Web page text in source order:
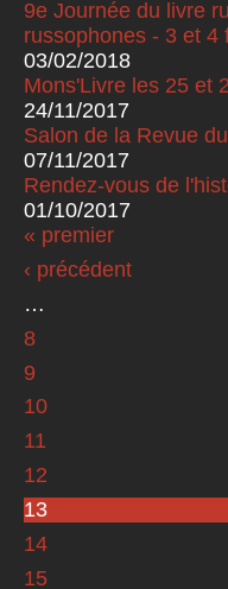
9e Journée du livre
russophones - 3 et 4
03/02/2018
Mons'Livre les 25 et
24/11/2017
Salon de la Revue
07/11/2017
Rendez-vous de
01/10/2017
Pages
« premier
‹ précédent
…
8
9
10
11
12
13
14
15